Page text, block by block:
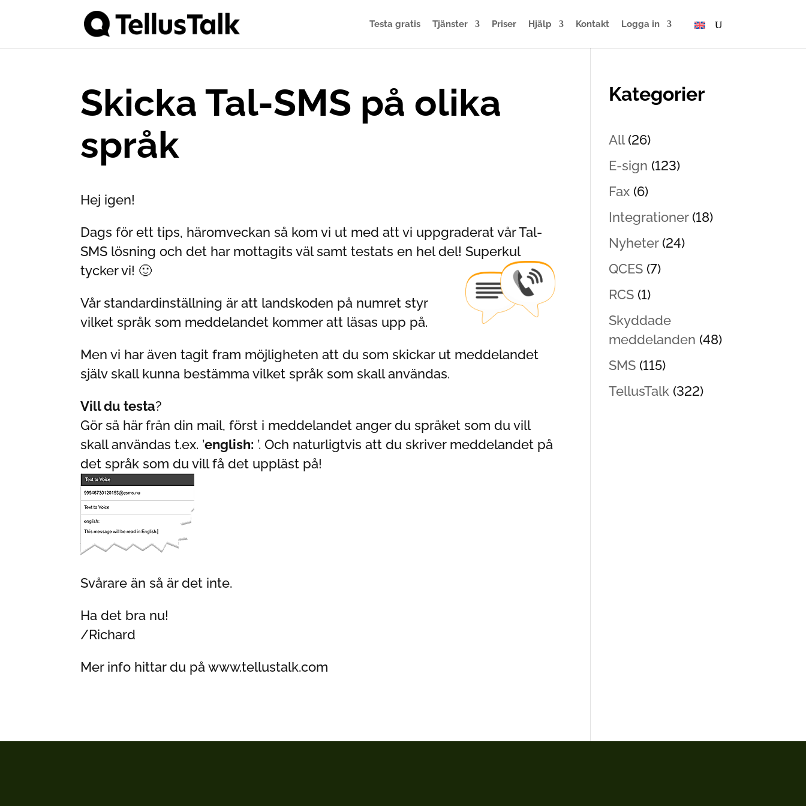
Testa gratis Tjänster Priser Hjälp Kontakt Logga in
Skicka Tal-SMS på olika
språk
Hej igen!
Dags för ett tips, häromveckan så kom vi ut med att vi uppgraderat vår Tal-
SMS lösning och det har mottagits väl samt testats en hel del! Superkul
tycker vi! 🙂
Vår standardinställning är att landskoden på numret styr
vilket språk som meddelandet kommer att läsas upp på.
Men vi har även tagit fram möjligheten att du som skickar ut meddelandet
själv skall kunna bestämma vilket språk som skall användas.
Vill du testa?
Gör så här från din mail, först i meddelandet anger du språket som du vill
skall användas t.ex. ’english: ’. Och naturligtvis att du skriver meddelandet på
det språk som du vill få det uppläst på!
Svårare än så är det inte.
Ha det bra nu!
/Richard
Mer info hittar du på www.tellustalk.com
Kategorier
All(26)
E-sign (123)
Fax (6)
Integrationer(18)
Nyheter(24)
QCES (7)
RCS (1)
Skyddade
meddelanden (48)
SMS (115)
TellusTalk (322)